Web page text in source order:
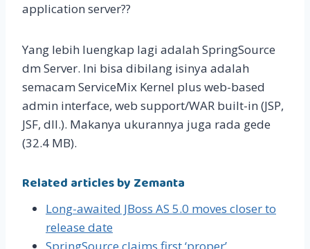
application server??
Yang lebih luengkap lagi adalah SpringSource
dm Server. Ini bisa dibilang isinya adalah
semacam ServiceMix Kernel plus web-based
admin interface, web support/WAR built-in (JSP,
JSF, dll.). Makanya ukurannya juga rada gede
(32.4 MB).
Related articles by Zemanta
Long-awaited JBoss AS 5.0 moves closer to
release date